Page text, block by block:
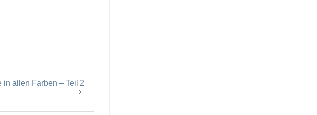
in allen Farben – Teil 2